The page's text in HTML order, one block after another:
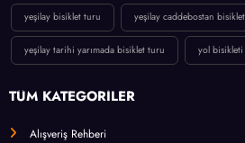
yeşilay bisiklet turu yeşilay caddebostan
yeşilay tarihi yarımada bisiklet turu yol bisikleti
TÜM KATEGORİLER
Alışveriş Rehberi